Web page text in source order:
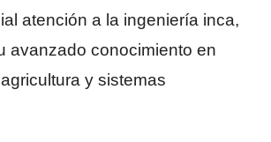
atención a la ingeniería inca,
avanzado conocimiento en
y sistemas